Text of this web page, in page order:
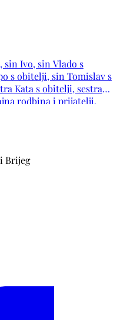
sin Ivo, sin Vlado s
s obitelji, sin Tomislav s
Kata s obitelji, sestra
rodbina i prijatelji.
Brijeg